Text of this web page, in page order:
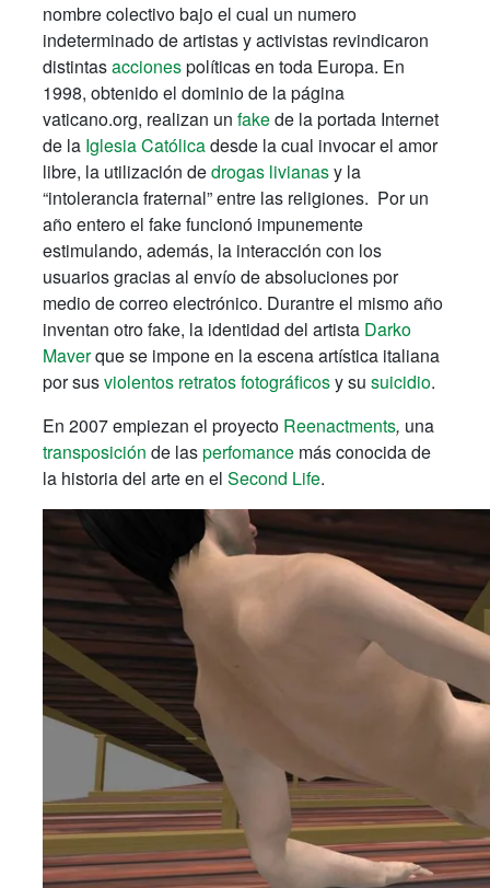
nombre colectivo bajo el cual un numero
indeterminado de artistas y activistas revindicaron
distintasaccionespolíticas en toda Europa. En
1998, obtenido el dominio de la página
vaticano.org, realizan un fakede la portada Internet
de la Iglesia Católicadesde la cual invocar el amor
libre, la utilización dedrogas livianasy la
“intolerancia fraternal” entre las religiones. Por un
año entero el fake funcionó impunemente
estimulando, además, la interacción con los
usuarios gracias al envío de absoluciones por
medio de correo electrónico. Durantre el mismo año
inventan otro fake, la identidad del artista Darko
Maverque se impone en la escena artística italiana
por susviolentos retratos fotográficosy su suicidio.
En 2007 empiezan el proyecto Reenactments, una
transposición de lasperfomance más conocida de
la historia del arte en el Second Life.